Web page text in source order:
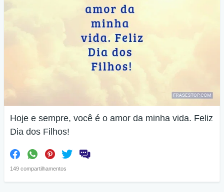
Hoje e sempre, você é o amor da minha vida. Feliz
Dia dos Filhos!
149 compartilhamentos